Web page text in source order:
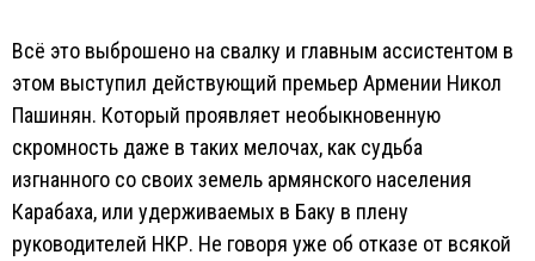
Всё это выброшено на свалку и главным ассистентом в
этом выступил действующий премьер Армении Никол
Пашинян. Который проявляет необыкновенную
скромность даже в таких мелочах, как судьба
изгнанного со своих земель армянского населения
Карабаха, или удерживаемых в Баку в плену
руководителей НКР. Не говоря уже об отказе от всякой